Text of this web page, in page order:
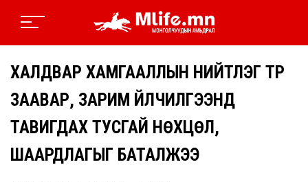
ХАЛДВАР ХАМГААЛЛЫН НИЙТЛЭГ ТҮР
ЗААВАР, ЗАРИМ ҮЙЛЧИЛГЭЭНД
ТАВИГДАХ ТУСГАЙ НӨХЦӨЛ,
ШААРДЛАГЫГ БАТАЛЖЭЭ